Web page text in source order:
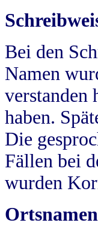
Bei den
Namen
verstanden
haben.
Die
Fällen bei
wurden
Ortsnamen